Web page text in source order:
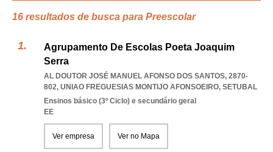
16 resultados de busca para Preescolar
Agrupamento De Escolas Poeta Joaquim
Serra
AL DOUTOR JOSÉ MANUEL AFONSO DOS SANTOS, 2870-
802, UNIAO FREGUESIAS MONTIJO AFONSOEIRO, SETUBAL
Ensinos básico (3º Ciclo) e secundário geral
EE
Ver empresa Ver no Mapa